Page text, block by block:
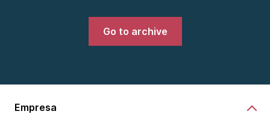
Go to archive
Empresa